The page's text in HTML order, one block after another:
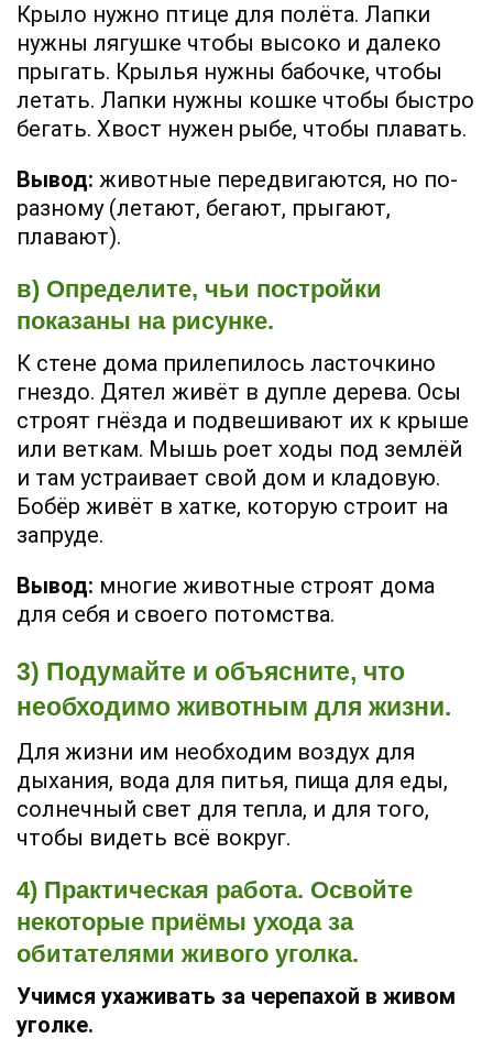
Крыло нужно птице для полёта. Лапки
нужны лягушке чтобы высоко и далеко
прыгать. Крылья нужны бабочке, чтобы
летать. Лапки нужны кошке чтобы быстро
бегать. Хвост нужен рыбе, чтобы плавать.
Вывод: животные передвигаются, но по-
разному (летают, бегают, прыгают,
плавают).
в) Определите, чьи постройки
показаны на рисунке.
К стене дома прилепилось ласточкино
гнездо. Дятел живёт в дупле дерева. Осы
строят гнёзда и подвешивают их к крыше
или веткам. Мышь роет ходы под землёй
и там устраивает свой дом и кладовую.
Бобёр живёт в хатке, которую строит на
запруде.
Вывод: многие животные строят дома
для себя и своего потомства.
3) Подумайте и объясните, что
необходимо животным для жизни.
Для жизни им необходим воздух для
дыхания, вода для питья, пища для еды,
солнечный свет для тепла, и для того,
чтобы видеть всё вокруг.
4) Практическая работа. Освойте
некоторые приёмы ухода за
обитателями живого уголка.
Учимся ухаживать за черепахой в живом
уголке.